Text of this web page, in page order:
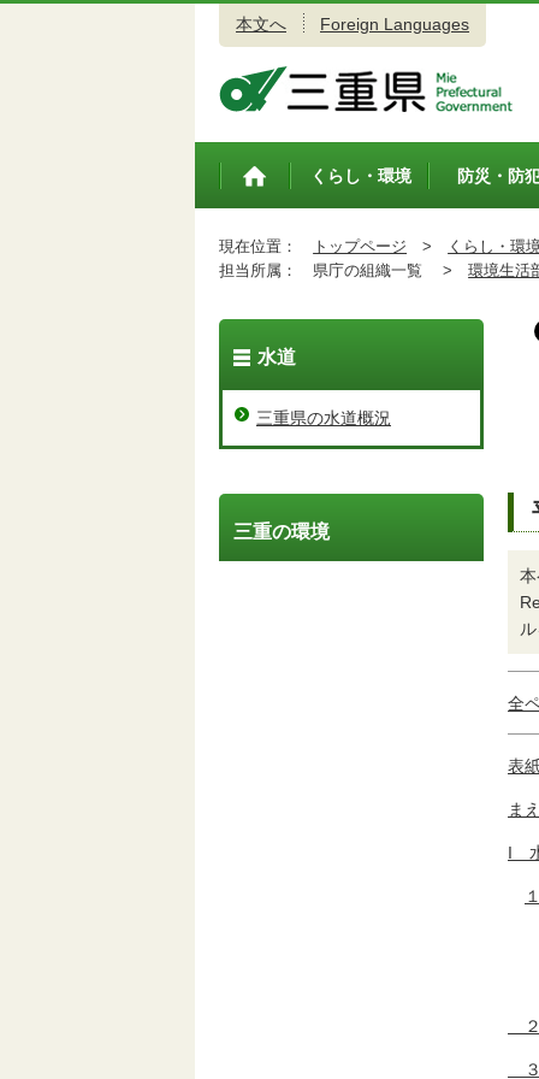
本文へ Foreign Languages
トップペ
くらし・環境 防災・防
現在位置： トップページ >
くらし・環
担当所属：
県庁の組織一覧 > 環境生活
全
表
ま
I
２
３
水道
三重県の水道概況
三重の環境